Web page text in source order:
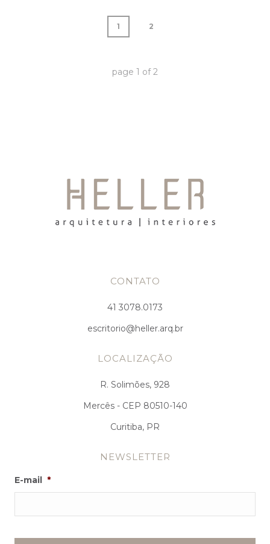
1 2
page 1 of2
CONTATO
41 3078.0173
escritorio@heller.arq.br
LOCALIZAÇÃO
R. Solimões, 928
Mercês - CEP 80510-140
Curitiba, PR
NEWSLETTER
E-mail *